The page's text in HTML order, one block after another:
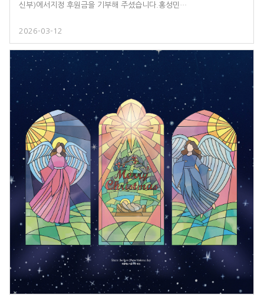
신부)에서지정 후원금을 기부해 주셨습니다.홍성민…
2026-03-12